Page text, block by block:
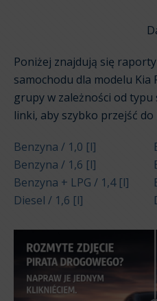
Poniżej znajdują się
samochodu dla modelu Kia
grupy w zależności od
linki, aby szybko przejść
Benzyna / 1,0 [l]
Benzyna / 1,6 [l]
Benzyna + LPG / 1,4 [l]
Diesel / 1,6 [l]